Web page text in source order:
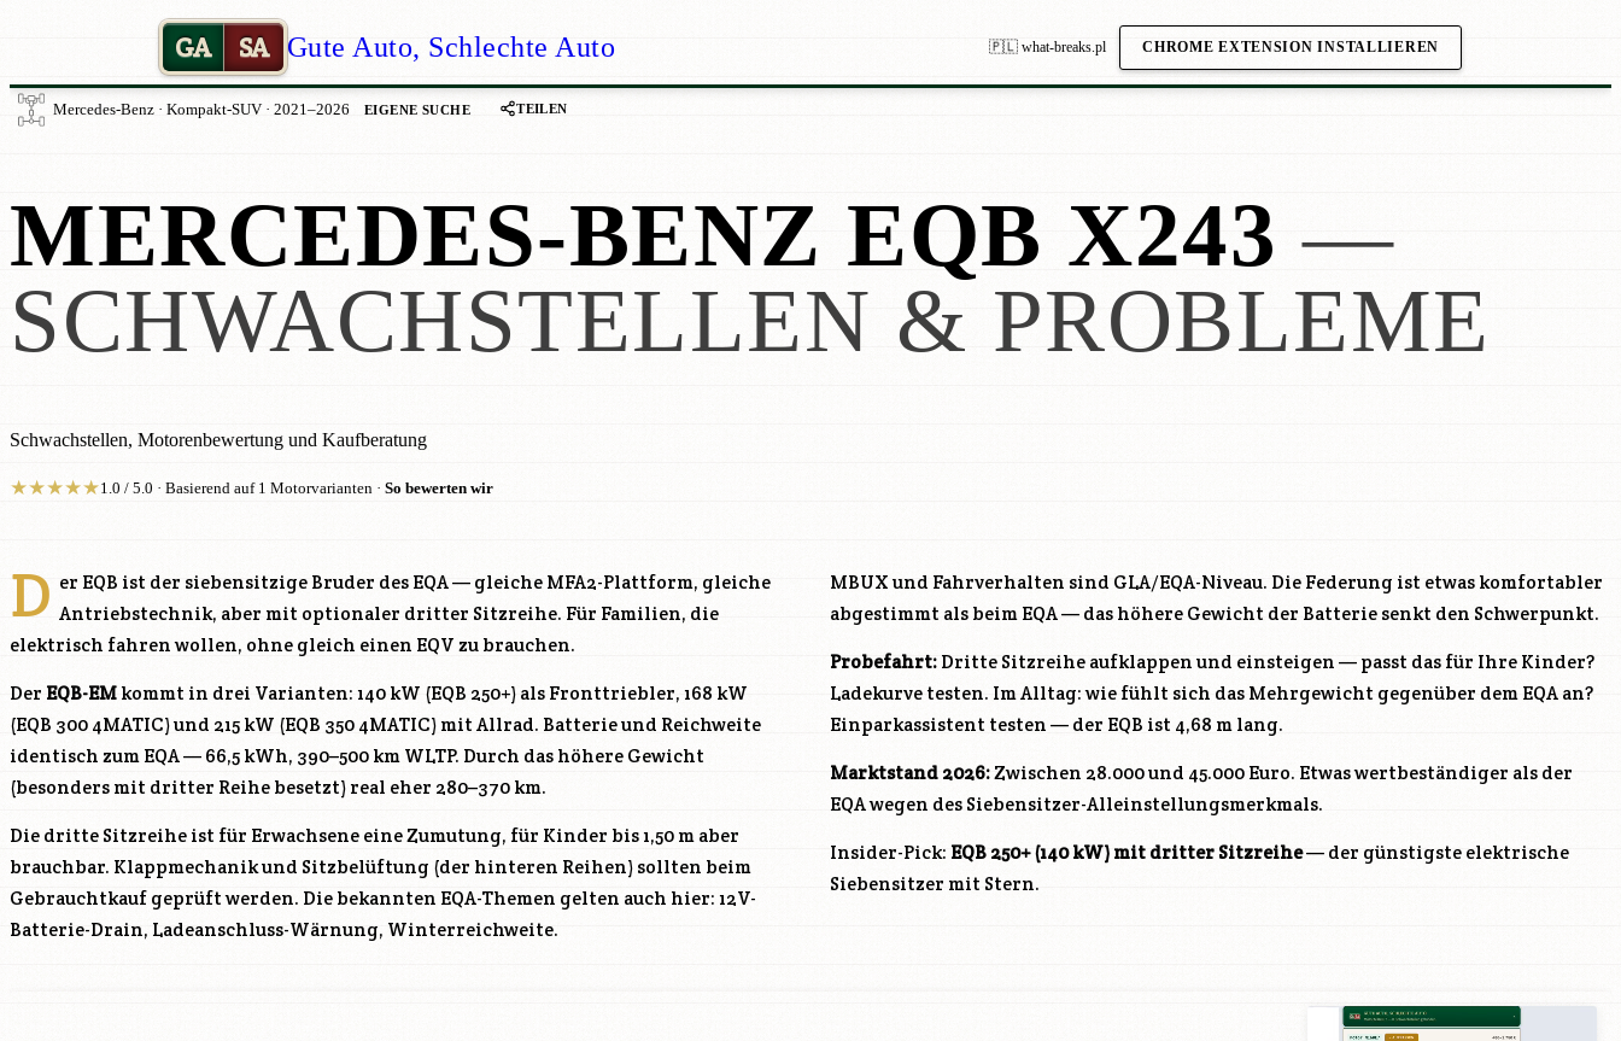
GA SA Gute Auto, Schlechte Auto 🇵🇱 what-breaks.pl CHROME EXTENSION INSTALLIEREN
Mercedes-Benz · Kompakt-SUV · 2021–2026 EIGENE SUCHE TEILEN
MERCEDES-BENZ EQB X243 —
SCHWACHSTELLEN & PROBLEME
Schwachstellen, Motorenbewertung und Kaufberatung
★★★★★1.0 / 5.0 · Basierend auf 1 Motorvarianten · So bewerten wir
D er EQB ist der siebensitzige Bruder des EQA — gleiche MFA2-Plattform, gleiche
Antriebstechnik, aber mit optionaler dritter Sitzreihe. Für Familien, die
elektrisch fahren wollen, ohne gleich einen EQV zu brauchen.
Der EQB-EM kommt in drei Varianten: 140 kW (EQB 250+) als Fronttriebler, 168 kW
(EQB 300 4MATIC) und 215 kW (EQB 350 4MATIC) mit Allrad. Batterie und Reichweite
identisch zum EQA — 66,5 kWh, 390–500 km WLTP. Durch das höhere Gewicht
(besonders mit dritter Reihe besetzt) real eher 280–370 km.
Die dritte Sitzreihe ist für Erwachsene eine Zumutung, für Kinder bis 1,50 m aber
brauchbar. Klappmechanik und Sitzbelüftung (der hinteren Reihen) sollten beim
Gebrauchtkauf geprüft werden. Die bekannten EQA-Themen gelten auch hier: 12V-
Batterie-Drain, Ladeanschluss-Wärnung, Winterreichweite.
MBUX und Fahrverhalten sind GLA/EQA-Niveau. Die Federung ist etwas komfortabler
abgestimmt als beim EQA — das höhere Gewicht der Batterie senkt den Schwerpunkt.
Probefahrt: Dritte Sitzreihe aufklappen und einsteigen — passt das für Ihre Kinder?
Ladekurve testen. Im Alltag: wie fühlt sich das Mehrgewicht gegenüber dem EQA an?
Einparkassistent testen — der EQB ist 4,68 m lang.
Marktstand 2026:Zwischen 28.000 und 45.000 Euro. Etwas wertbeständiger als der
EQA wegen des Siebensitzer-Alleinstellungsmerkmals.
Insider-Pick: EQB 250+ (140 kW) mit dritter Sitzreihe— der günstigste elektrische
Siebensitzer mit Stern.